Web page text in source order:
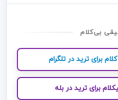
بی‌کلام
برای ترید در تلگرام
برای ترید در بله